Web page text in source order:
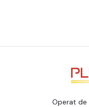
Operat de